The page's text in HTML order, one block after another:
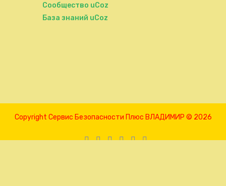
Сообщество uCoz
База знаний uCoz
Copyright Сервис Безопасности Плюс ВЛАДИМИР © 2026